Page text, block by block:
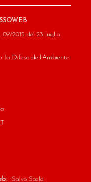
2015 del 23 luglio
la Difesa dell'Ambiente
Salvo Scala